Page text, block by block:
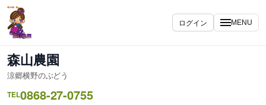
内
容
を
ス
キ
ッ
プ
ログイン MENU
森山農園
涼郷横野のぶどう
TEL0868-27-0755